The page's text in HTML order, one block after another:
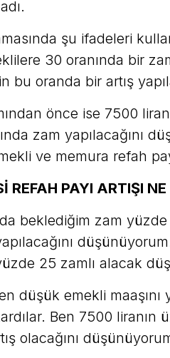
şu ifadeleri
30 oranında bir
bu oranda bir artış
önce ise 7500
zam yapılacağını
ve memura refah
REFAH PAYI ARTIŞI NE
beklediğim zam
25 zamlı alacak
düşük emekli maaşını
Ben 7500
olacağını